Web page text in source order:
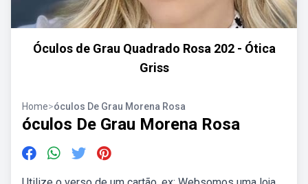
Óculos de Grau Quadrado Rosa 202 - Ótica
Griss
Home>óculos De Grau Morena Rosa
óculos De Grau Morena Rosa